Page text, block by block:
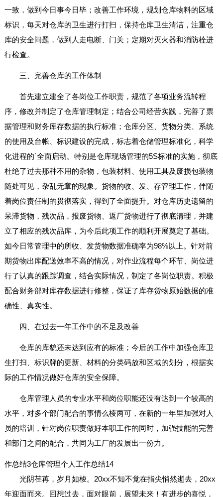
一致，做到今日事今日毕；改善工作环境，规划仓库物料的区域
标识，每天对仓库的卫生进行打扫，保持仓库卫生清洁，注重仓
库的安全问题，做到人走电断、门关；定期对灭火器和消防栓进
行检查。
三、完善仓库的工作体制
首先建立建全了各岗位工作职责，规范了各项业务流转程
序，修改并制定了仓库管理制定；结合公司经营实践，完善了票
据管理和财务库存数据的执行标准；仓库分区、货物分类、系统
的使用及台帐、标识建设的完成，标志着仓储管理标准化，科学
化进程的`全面启动。特别是仓库现场管理的5S标准的实施，彻底
杜绝了过去那种不用的杂物，包装材料、使用工具及废损包装物
随处可见，杂乱无章的现象。货物的收、发、存管理工作，伴随
着岗位责任制的贯彻落实，得到了全面提升。对仓库历史遗留的
呆滞货物，残次品，报废货物、返厂货物进行了彻底清理，并建
立了相应的残次品库，为今后此项工作的顺利开展奠定了基础。
如今日常管理中的所收、发货物数据准确率为98%以上。针对前
期货物出库配送效率不高的情况，对作业流程每个环节、岗位进
行了认真的跟踪调查，结合实际情况，制定了各岗位职责。积极
配合财务部对库存数据进行修整，保证了库存货物原始数据的准
确性、真实性。
四、在过去一年工作中的不足及改善
仓库的库貌还未达到应有的标准；今后的工作中加强仓库卫
生打扫、标识牌的更新、材料的分类码放和区域的划分，根据实
际的工作情况做好仓库的安全保障。
仓库管理人员的专业水平和岗位职能还没有达到一个较高的
水平，对多个部门配合的事情么棱两可，在新的一年里加强对人
员的培训，针对岗位职责做好本职工作的同时，加强技能的完善
和部门之间的配合，共同为工厂的发展出一份力。
作总结3
光阴荏苒，岁月如梭。20xx不知不觉在指尖悄然逝去，20xx
年迎面而来。回想过去，面对眼前，展望未来！有进步的喜悦，
仓库管理个人工作总结14